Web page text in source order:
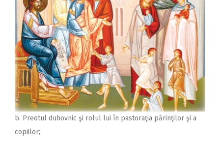
b. Preotul duhovnic şi rolul lui în pastoraţia părinţilor şi a
copiilor;